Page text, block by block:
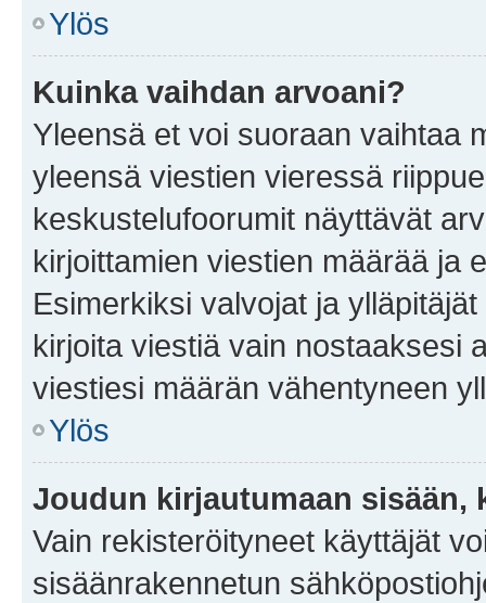
Ylös
Kuinka vaihdan arvoani?
Yleensä et voi suoraan vaihtaa
yleensä viestien vieressä
keskustelufoorumit näyttävät
kirjoittamien viestien määrää ja
Esimerkiksi valvojat ja
kirjoita viestiä vain nostaaksesi
viestiesi määrän vähentyneen
Ylös
Joudun kirjautumaan sisään,
Vain rekisteröityneet käyttäjät
sisäänrakennetun